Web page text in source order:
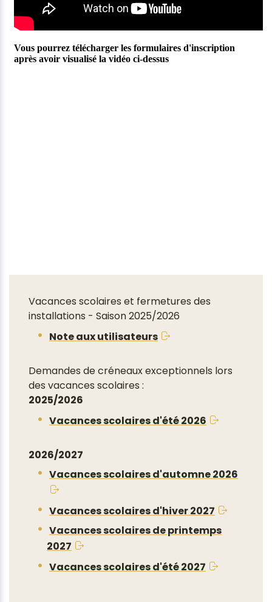
Vacances scolaires et fermetures des
installations - Saison 2025/2026
Note aux utilisateurs
Demandes de créneaux exceptionnels lors
des vacances scolaires :
2025/2026
Vacances scolaires d'été 2026
2026/2027
Vacances scolaires d'automne 2026
Vacances scolaires d'hiver 2027
Vacances scolaires de printemps
2027
Vacances scolaires d'été 2027